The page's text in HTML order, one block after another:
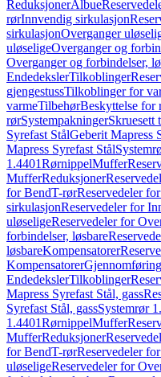
ReduksjonerAlbue
rørInnvendig sirkulasjon
sirkulasjonOverganger
uløseligeOverganger og
Overganger og forbindelser,
EndedekslerTilkoblinger
gjengestussTilkoblinger for
varmeTilbehørBeskyttelse for
rørSystempakningerSkruesett
Syrefast StålGeberit Mapress
Mapress Syrefast Stål
1.4401RørnippelMuffer
MufferReduksjoner
for BendT-rørReservedeler
sirkulasjonReservedeler for
uløseligeReservedeler for
forbindelser, løsbare
løsbareKompensatorer
Kompensatorer
EndedekslerTilkoblinger
Mapress Syrefast Stål, gass
Syrefast Stål, gassSystemrør
1.4401RørnippelMuffer
MufferReduksjoner
for BendT-rørReservedeler
uløseligeReservedeler for